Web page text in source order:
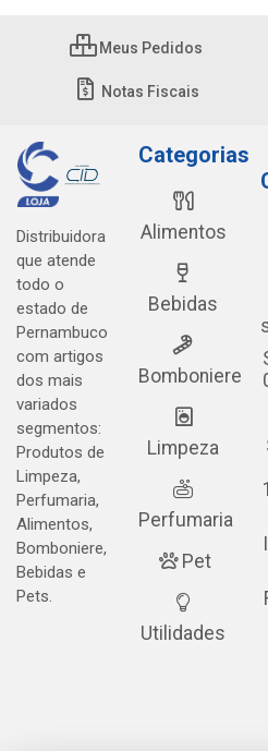
Meus Pedidos
Notas Fiscais
Distribuidora
que atende
todo o
estado de
Pernambuco
com artigos
dos mais
variados
segmentos:
Produtos de
Limpeza,
Perfumaria,
Alimentos,
Bomboniere,
Bebidas e
Pets.
Categorias
Alimentos
Bebidas
Bomboniere
Limpeza
Perfumaria
Pet
Utilidades